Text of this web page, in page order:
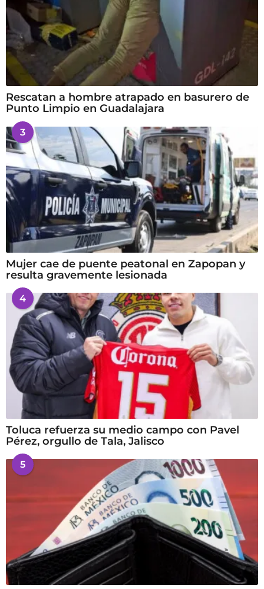
Rescatan a hombre atrapado en basurero de
Punto Limpio en Guadalajara
3
Mujer cae de puente peatonal en Zapopan y
resulta gravemente lesionada
4
Toluca refuerza su medio campo con Pavel
Pérez, orgullo de Tala, Jalisco
5